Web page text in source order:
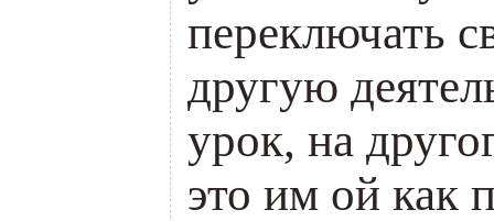
переключать
другую
урок, на
это им ой как